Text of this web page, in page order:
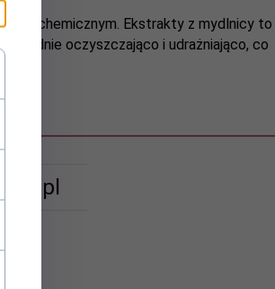
chemicznym. Ekstrakty z mydlnicy to
oczyszczająco i udrażniająco, co